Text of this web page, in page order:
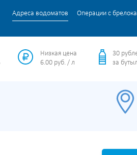
Адреса водоматов Операции с
Низкая цена
6.00 руб. / л
30
за